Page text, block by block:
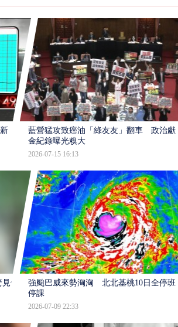
藍營猛攻致癌油「綠友友」翻車 政治獻
金紀錄曝光糗大
2026-07-15 16:13
倒
強颱巴威來勢洶洶 北北基桃10日全停班
停課
2026-07-09 22:33